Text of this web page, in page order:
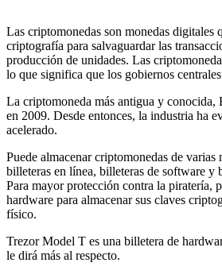
Las criptomonedas son monedas digitales
criptografía para salvaguardar las
producción de unidades. Las
lo que significa que los gobiernos
La criptomoneda más antigua y
en 2009. Desde entonces, la industria ha
acelerado.
Puede almacenar criptomonedas de varias
billeteras en línea, billeteras de software y
Para mayor protección contra la piratería,
hardware para almacenar sus claves
físico.
Trezor Model T es una billetera de
le dirá más al respecto.